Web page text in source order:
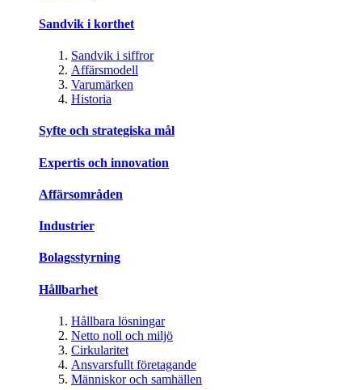
Sandvik i korthet
Sandvik i siffror
Affärsmodell
Varumärken
Historia
Syfte och strategiska mål
Expertis och innovation
Affärsområden
Industrier
Bolagsstyrning
Hållbarhet
Hållbara lösningar
Netto noll och miljö
Cirkularitet
Ansvarsfullt företagande
Människor och samhällen